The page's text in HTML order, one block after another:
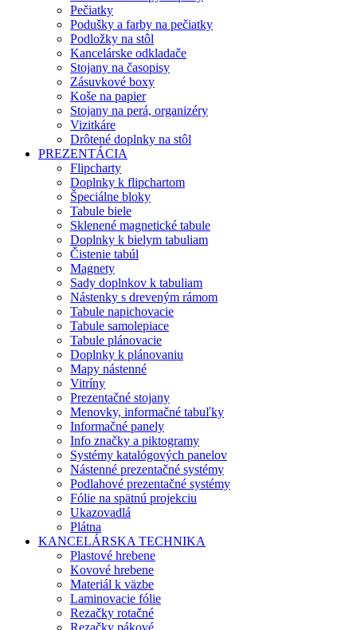
Pečiatky
Podušky a farby na pečiatky
Podložky na stôl
Kancelárske odkladače
Stojany na časopisy
Zásuvkové boxy
Koše na papier
Stojany na perá, organizéry
Vizitkáre
Drôtené doplnky na stôl
PREZENTÁCIA
Flipcharty
Doplnky k flipchartom
Špeciálne bloky
Tabule biele
Sklenené magnetické tabule
Doplnky k bielym tabuliam
Čistenie tabúl
Magnety
Sady doplnkov k tabuliam
Nástenky s dreveným rámom
Tabule napichovacie
Tabule samolepiace
Tabule plánovacie
Doplnky k plánovaniu
Mapy nástenné
Vitríny
Prezentačné stojany
Menovky, informačné tabuľky
Informačné panely
Info značky a piktogramy
Systémy katalógových panelov
Nástenné prezentačné systémy
Podlahové prezentačné systémy
Fólie na spätnú projekciu
Ukazovadlá
Plátna
KANCELÁRSKA TECHNIKA
Plastové hrebene
Kovové hrebene
Materiál k väzbe
Laminovacie fólie
Rezačky rotačné
Rezačky pákové